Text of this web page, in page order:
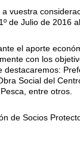
vuestra
de Julio de 2016
el aporte
con los
Social del
entre otros.
de Socios